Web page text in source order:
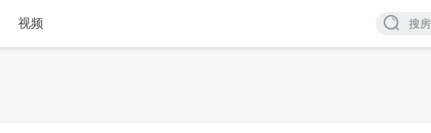
视频